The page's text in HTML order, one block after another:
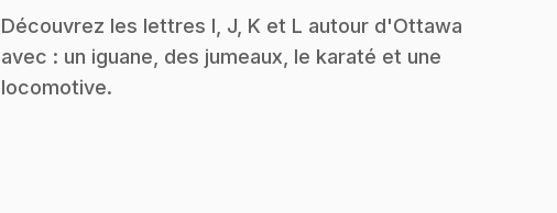
.Découvrez les lettres I, J, K et L autour d'Ottawa
avec : un iguane, des jumeaux, le karaté et une
locomotive.